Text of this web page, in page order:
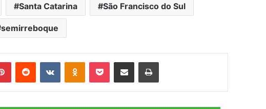
Santa Catarina São Francisco do Sul
semirreboque